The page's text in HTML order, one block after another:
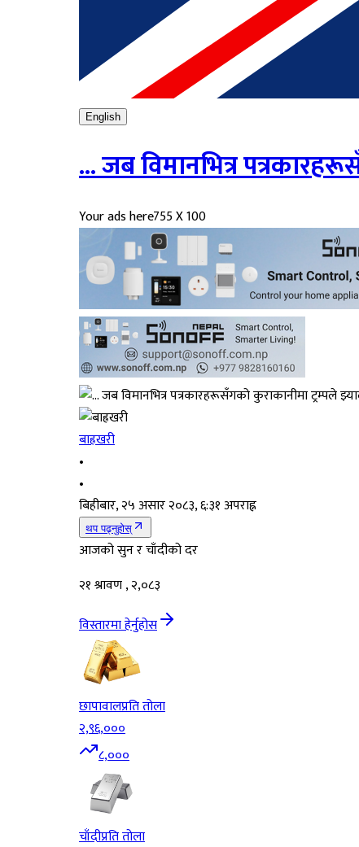
English
... जब विमानभित्र
Your ads here755 X 100
बाह्रखरी
•
•
बिहीबार, २५ असार २०८३, ६:३१ अपराह्न
थप पढ्नुहोस्
आजको सुन र चाँदीको दर
२१ श्रावण , २,०८३
विस्तारमा हेर्नुहोस
छापावालप्रति तोला
२,९६,०००
८,०००
चाँदीप्रति तोला